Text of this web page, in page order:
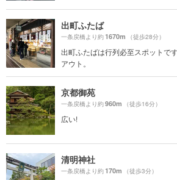
出町ふたば
一条戻橋より約1670m （徒歩28分）
出町ふたばは行列必至スポットで
アウト。
京都御苑
一条戻橋より約960m （徒歩16分）
広い!
清明神社
一条戻橋より約170m （徒歩3分）